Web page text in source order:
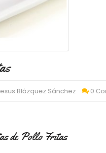
Blázquez Sánchez 0
de Pollo Fritas